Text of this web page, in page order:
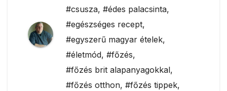
#csusza, #édes palacsinta,
#egészséges recept,
#egyszerű magyar ételek,
#életmód, #főzés,
#főzés brit alapanyagokkal,
#főzés otthon, #főzés tippek,